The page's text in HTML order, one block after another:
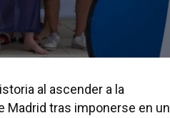
al ascender a la
Madrid tras imponerse en un